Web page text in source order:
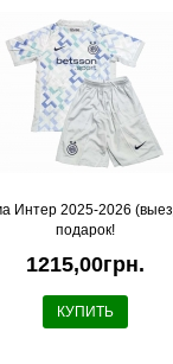
Интер 2025-2026
подарок!
1215,00грн.
КУПИТЬ